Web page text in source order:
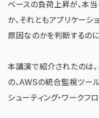
ベースの負荷上昇が、本
か、それともアプリケーシ
原因なのかを判断するの
本講演で紹介されたのは
の、AWSの統合監視ツー
シューティング・ワークフロ